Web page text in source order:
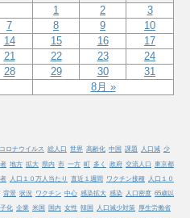
8月 »
1 2
3
7 8 9
10
14 15 16
17
21 22 23
24
28 29 30 31
ロナウイルス 総人口 世界 高齢化 中国 課題 人口減 少
地方 拡大 県内 市 一方 町 多く 政府 交流人口 東京都
人口１０万人当たり 直近１週間 ワクチン接種 人口１０
背景 状況 ワクチン 中心 感染拡大 感染 人口密度 65歳以
化 企業 米国 国内 女性 韓国 人口減少対策
厚生労働省